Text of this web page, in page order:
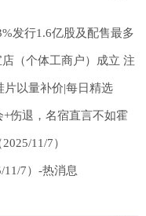
发行1.6亿股及配售最多
（个体工商户）成立 注
片以量补价|每日精选
伤退，名宿直言不如霍
11/7）
11/7）-热消息